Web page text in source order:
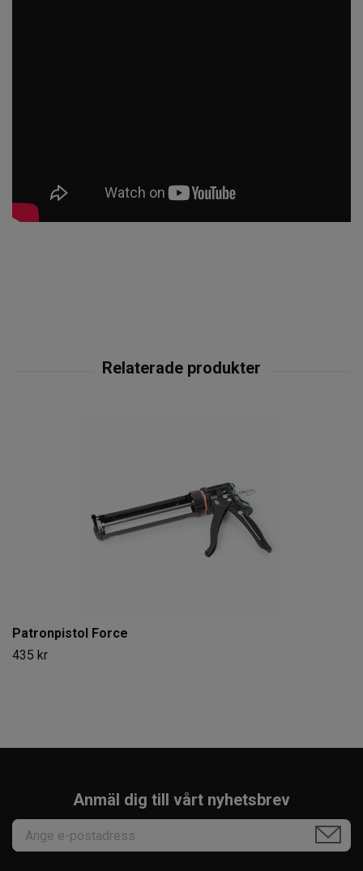
Patronpistol Force
435 kr
Anmäl dig till vårt nyhetsbrev